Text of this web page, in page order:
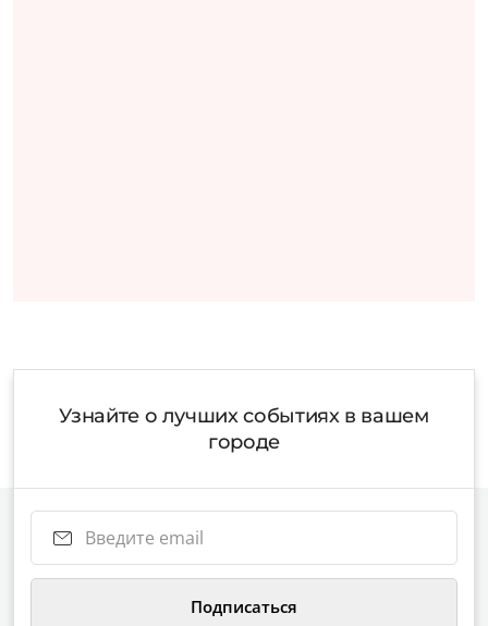
Узнайте о лучших событиях в вашем
городе